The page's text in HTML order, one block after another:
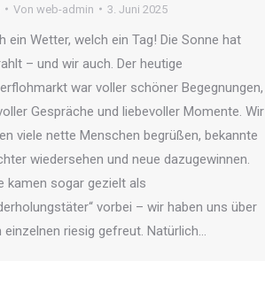
Von web-admin 3. Juni 2025
ein Wetter, welch ein Tag! Die Sonne hat
– und wir auch. Der heutige
war voller schöner Begegnungen,
Gespräche und liebevoller Momente. Wir
viele nette Menschen begrüßen, bekannte
wiedersehen und neue dazugewinnen.
kamen sogar gezielt als
vorbei – wir haben uns über
einzelnen riesig gefreut. Natürlich…